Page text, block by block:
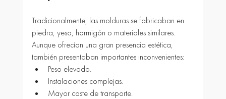
Tradicionalmente, las molduras se fabricaban en
piedra, yeso, hormigón o materiales similares.
Aunque ofrecían una gran presencia estética,
también presentaban importantes inconvenientes:
Peso elevado.
Instalaciones complejas.
Mayor coste de transporte.